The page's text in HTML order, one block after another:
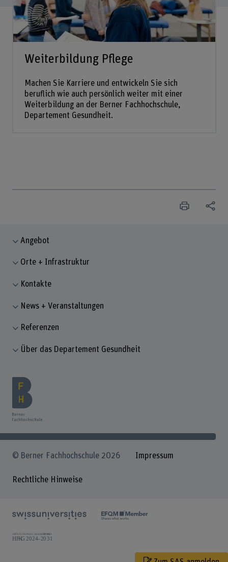
Weiterbildung Pflege
Machen Sie Karriere und entwickeln Sie sich
beruflich wie auch persönlich weiter mit einer
Weiterbildung an der Berner Fachhochschule,
Departement Gesundheit.
Angebot
Orte + Infrastruktur
Kontakte
News + Veranstaltungen
Referenzen
Über das Departement Gesundheit
© Berner Fachhochschule 2026 Impressum
Rechtliche Hinweise